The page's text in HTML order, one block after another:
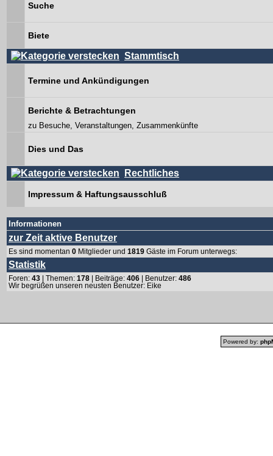
Suche
Biete
Stammtisch
Termine und Ankündigungen
Berichte & Betrachtungen
zu Besuche, Veranstaltungen, Zusammenkünfte
Dies und Das
Rechtliches
Impressum & Haftungsausschluß
Informationen
zur Zeit aktive Benutzer
Es sind momentan 0 Mitglieder und 1819 Gäste im Forum unterwegs:
Statistik
Foren: 43 | Themen: 178 | Beiträge: 406 | Benutzer: 486
Wir begrüßen unseren neusten Benutzer: Eike
Powered by: